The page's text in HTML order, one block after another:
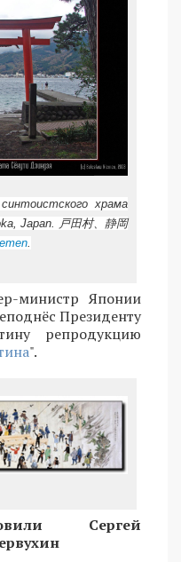
храма
Japan. 戸田村、静岡
министр Японии
Президенту
репродукцию
".
Сергей